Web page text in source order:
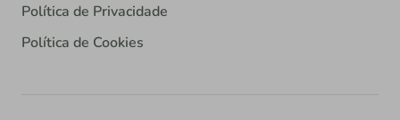
Política de Privacidade
Política de Cookies